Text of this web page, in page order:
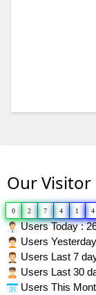
Our Visitor
0 2 7 4 1 4
Users Today :
Users
Users Last 7
Users Last 30
Users This